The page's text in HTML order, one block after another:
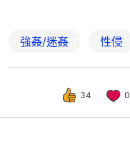
強姦/迷姦 性侵
34 0